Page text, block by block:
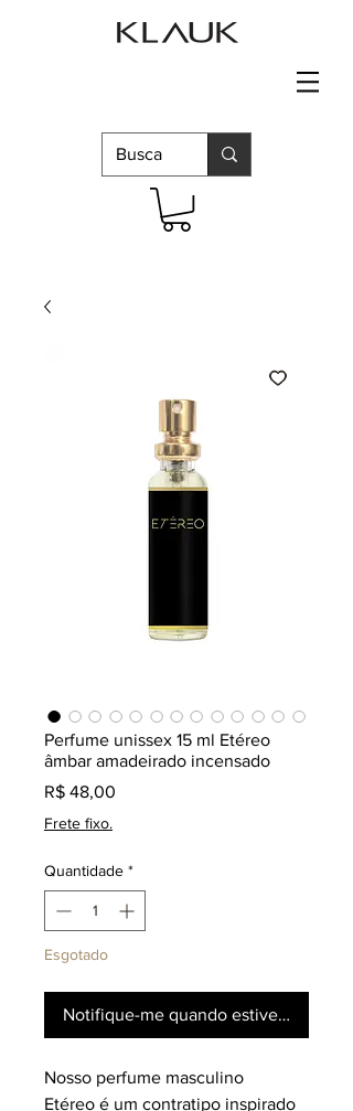
Perfume unissex 15 ml Etéreo
âmbar amadeirado incensado
R$ 48,00
Frete fixo.
Quantidade *
Esgotado
Notifique-me quando estiver
Nosso perfume masculino
Etéreo é um contratipo inspirado